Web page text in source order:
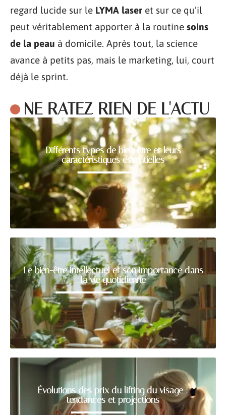
regard lucide sur le LYMA laser et sur ce qu’il
peut véritablement apporter à la routine soins
de la peau à domicile. Après tout, la science
avance à petits pas, mais le marketing, lui, court
déjà le sprint.
NE RATEZ RIEN DE L'ACTU
Différents types de bien-être et leurs
caractéristiques essentielles
Le bien-être intellectuel et son importance dans
la vie quotidienne
Évolutions des prix du lifting du visage :
tendances et projections